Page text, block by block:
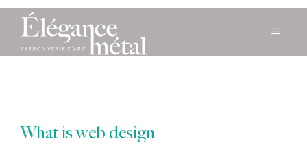
What is web design